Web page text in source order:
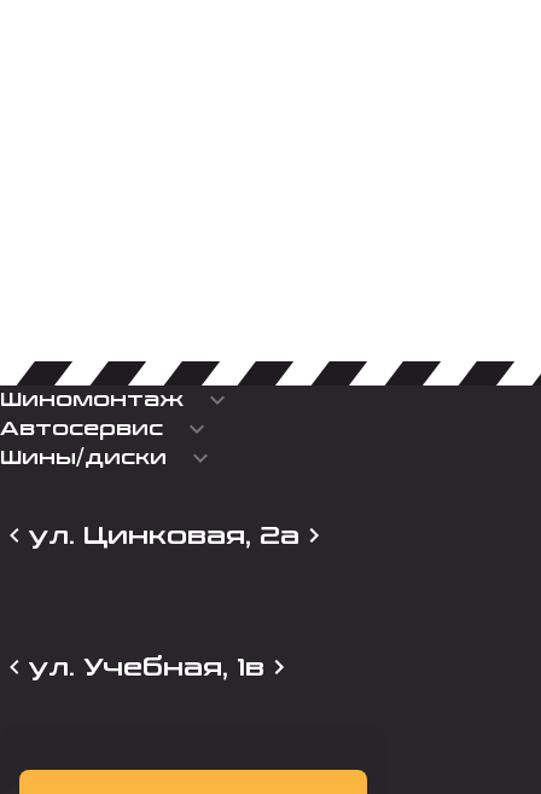
Шиномонтаж keyboard_arrow_down
Автосервис keyboard_arrow_down
Шины/диски keyboard_arrow_down
ул. Цинковая, 2а
ул. Учебная, 1в